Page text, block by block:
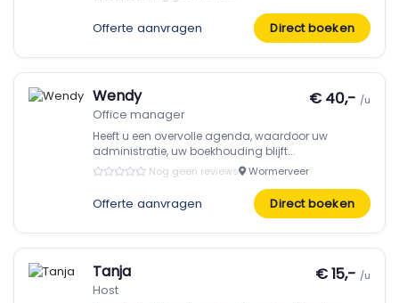
Offerte aanvragen Direct boeken
Wendy
Office manager
€ 40,- /u
Heeft u een overvolle agenda, waardoor uw
administratie, uw boekhouding blijft...
Nog geen reviews Wormerveer
Offerte aanvragen Direct boeken
Tanja
Host
€ 15,- /u